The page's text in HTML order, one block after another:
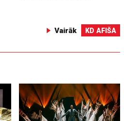
Vairāk KD AFIŠA